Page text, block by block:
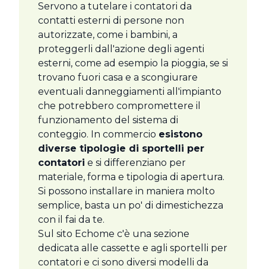
Servono a tutelare i contatori da
contatti esterni di persone non
autorizzate, come i bambini, a
proteggerli dall'azione degli agenti
esterni, come ad esempio la pioggia, se si
trovano fuori casa e a scongiurare
eventuali danneggiamenti all'impianto
che potrebbero compromettere il
funzionamento del sistema di
conteggio. In commercio esistono
diverse tipologie di sportelli per
contatori e si differenziano per
materiale, forma e tipologia di apertura.
Si possono installare in maniera molto
semplice, basta un po' di dimestichezza
con il fai da te.
Sul sito Echome c'è una sezione
dedicata alle cassette e agli sportelli per
contatori e ci sono diversi modelli da